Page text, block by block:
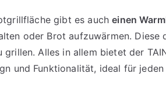
gibt es aucheinen
oder Brot aufzuwärmen.
Alles in allem bietet der
und Funktionalität, ideal für